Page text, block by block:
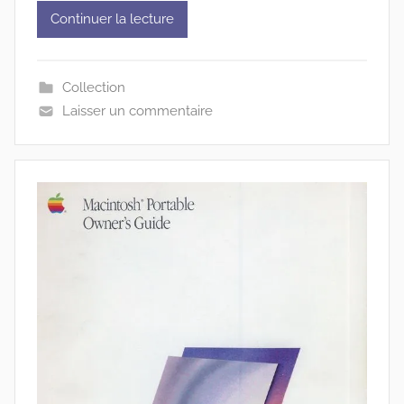
Continuer la lecture
Collection
Laisser un commentaire